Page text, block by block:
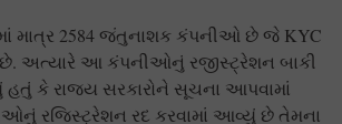
માત્ર 2584 જંતુનાશક કંપનીઓ છે જે KYC
છે. અત્યારે આ કંપનીઓનું રજીસ્ટ્રેશન બાકી
કે રાજ્ય સરકારોને સૂચના આપવામાં
રજિસ્ટ્રેશન રદ કરવામાં આવ્યું છે તેમના